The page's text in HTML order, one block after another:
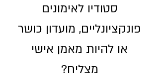
סטודיו לאימונים
פונקציונליים, מועדון כושר
או להיות מאמן אישי
מצליח?